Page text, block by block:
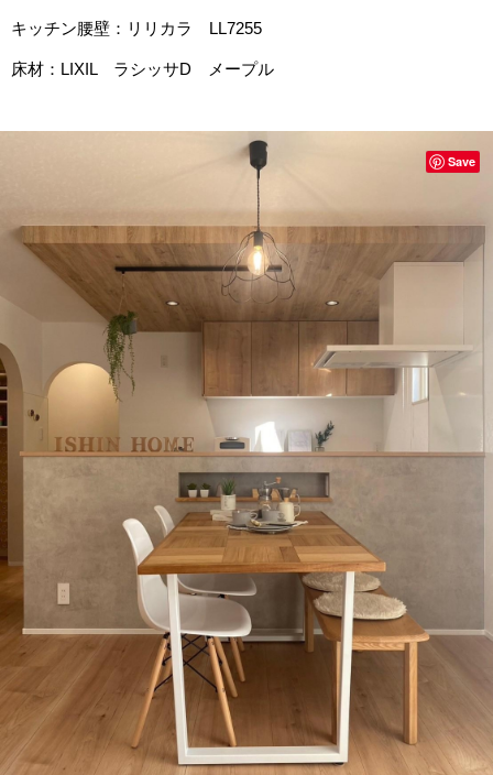
キッチン腰壁：リリカラ LL7255
床材：LIXIL ラシッサD メープル
Save